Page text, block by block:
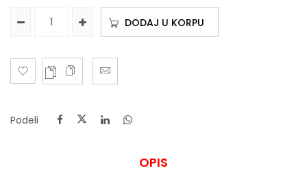
DODAJ U KORPU
Podeli
OPIS